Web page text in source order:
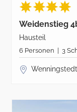
Weidenstieg
Hausteil
6 Personen | 3
Wenningstedt